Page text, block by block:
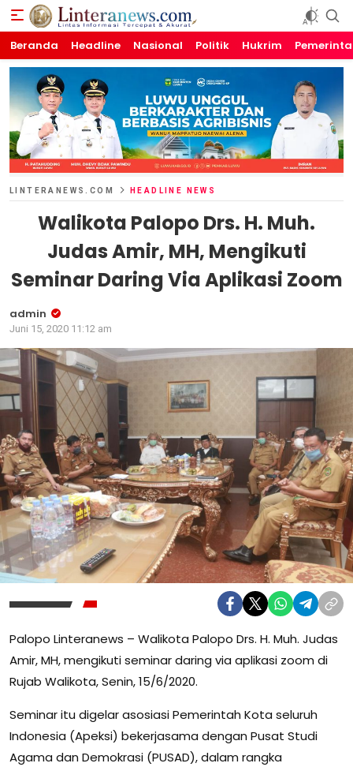
Linteranews.com
Lintas Informasi Tercepat dan Akurat
Beranda Headline Nasional Politik Hukrim
LINTERANEWS.COM HEADLINE NEWS
Walikota Palopo Drs. H. Muh.
Judas Amir, MH, Mengikuti
Seminar Daring Via Aplikasi Zoom
admin
Juni 15, 2020 11:12 am
Palopo Linteranews – Walikota Palopo Drs. H. Muh. Judas
Amir, MH, mengikuti seminar daring via aplikasi zoom di
Rujab Walikota, Senin, 15/6/2020.
Seminar itu digelar asosiasi Pemerintah Kota seluruh
Indonesia (Apeksi) bekerjasama dengan Pusat Studi
Agama dan Demokrasi (PUSAD), dalam rangka